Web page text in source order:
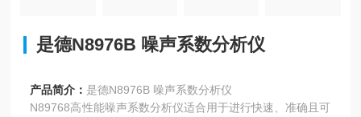
是德N8976B 噪声系数分析仪
产品简介： 是德N8976B 噪声系数分析仪
N89768高性能噪声系数分析仪适合用于进行快速、准确且可